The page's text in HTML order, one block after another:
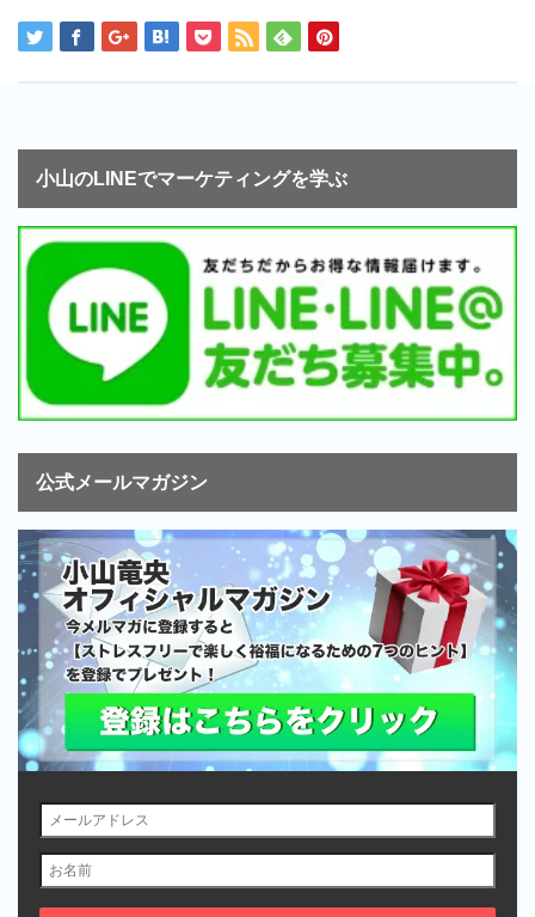
小山のLINEでマーケティングを学ぶ
公式メールマガジン